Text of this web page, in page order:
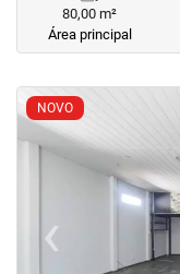
80,00 m²
Área principal
NOVO
<<<
‹Previous